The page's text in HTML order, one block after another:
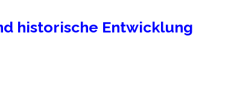
historische Entwicklung